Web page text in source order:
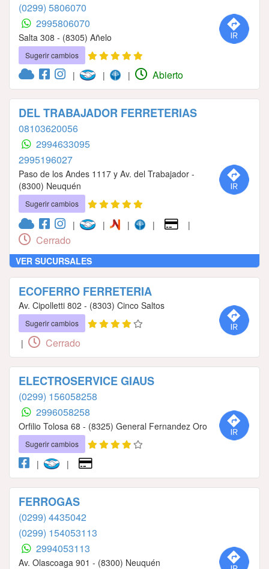
(0299) 5806070
2995806070
Salta 308 - (8305) Añelo
Sugerir cambios
| | | Abierto
DEL TRABAJADOR FERRETERIAS
08103620056
2994633095
2995196027
Paso de los Andes 1117 y Av. del Trabajador -
(8300) Neuquén
Sugerir cambios
| | | | |
Cerrado
VER SUCURSALES
ECOFERRO FERRETERIA
Av. Cipolletti 802 - (8303) Cinco Saltos
Sugerir cambios
| Cerrado
ELECTROSERVICE GIAUS
(0299) 156058258
2996058258
Orfilio Tolosa 68 - (8325) General Fernandez Oro
Sugerir cambios
| |
FERROGAS
(0299) 4435042
(0299) 154053113
2994053113
Av. Olascoaga 901 - (8300) Neuquén